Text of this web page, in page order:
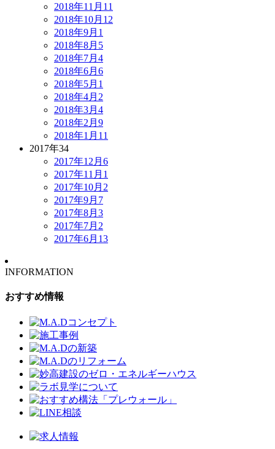
2018年11月 11
2018年10月 12
2018年9月 1
2018年8月 5
2018年7月 4
2018年6月 6
2018年5月 1
2018年4月 2
2018年3月 4
2018年2月 9
2018年1月 11
2017年34
2017年12月 6
2017年11月 1
2017年10月 2
2017年9月 7
2017年8月 3
2017年7月 2
2017年6月 13
INFORMATION
おすすめ情報